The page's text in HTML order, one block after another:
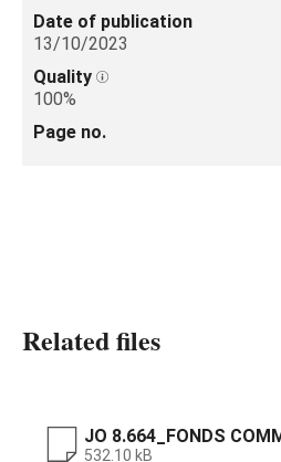
Date of publication
13/10/2023
Quality
100%
Page no.
Related files
JO 8.664_FONDS
532.10 kB